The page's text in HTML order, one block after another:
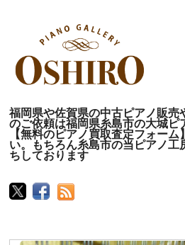
福岡県や佐賀県の中古ピアノ販売
のご依頼は福岡県糸島市の大城ピ
【無料のピアノ買取査定フォー
い。もちろん糸島市の当ピアノ工
ちしております